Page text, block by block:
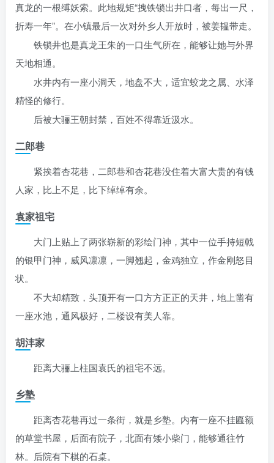
真龙的一根缚妖索。此地规矩“拽铁锁出井口者，每出一尺，
折寿一年”。在小镇最后一次对外乡人开放时，被姜韫带走。
铁锁井也是真龙王朱的一口生气所在，能够让她与外界
天地相通。
水井内有一座小洞天，地盘不大，适宜蛟龙之属、水泽
精怪的修行。
后被大骊王朝封禁，百姓不得靠近汲水。
二郎巷
紧挨着杏花巷，二郎巷和杏花巷没住着大富大贵的有钱
人家，比上不足，比下绰绰有余。
袁家祖宅
大门上贴上了两张崭新的彩绘门神，其中一位手持短戟
的银甲门神，威风凛凛，一脚翘起，金鸡独立，作金刚怒目
状。
不大却精致，头顶开有一口方方正正的天井，地上凿有
一座水池，通风极好，二楼设有美人靠。
胡沣家
距离大骊上柱国袁氏的祖宅不远。
乡塾
距离杏花巷再过一条街，就是乡塾。内有一座不挂匾额
的草堂书屋，后面有院子，北面有矮小柴门，能够通往竹
林。后院有下棋的石桌。